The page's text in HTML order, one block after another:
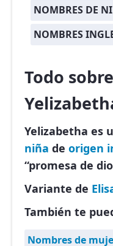
NOMBRES DE
NOMBRES
Todo
Yelizabetha es
niña de origen
“promesa de
Variante de
También te
Nombres de